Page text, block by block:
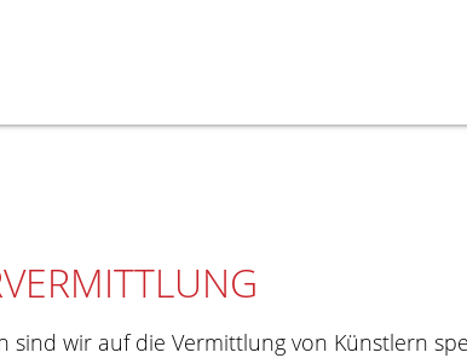
sind wir auf die Vermittlung von Künstlern